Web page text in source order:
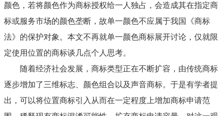
颜色，若将颜色作为商标授权给一人独占，会造成其在指定商
标或服务市场的颜色垄断，故单一颜色不应属于我国《商标
法》的保护对象。本文不再就单一颜色商标展开讨论，仅就限
定使用位置的商标谈几点个人思考。
随着经济社会发展，商标类型正在不断扩容，由传统商标
逐步增加了三维标志、颜色组合以及声音商标。于是有学者提
出，可以将位置商标引入从而在一定程度上增加商标申请范